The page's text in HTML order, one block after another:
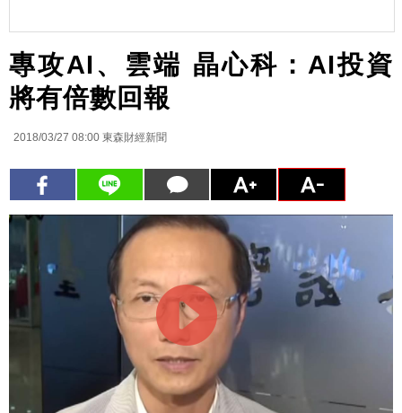
專攻AI、雲端 晶心科：AI投資
將有倍數回報
2018/03/27 08:00 東森財經新聞